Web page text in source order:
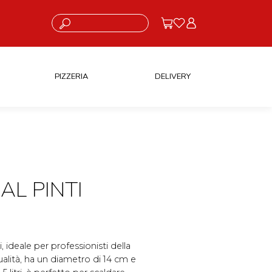
Cosa stai cercando?
PIZZERIA DELIVERY
PINTI
ideale per professionisti della
ha un diametro di 14 cm e